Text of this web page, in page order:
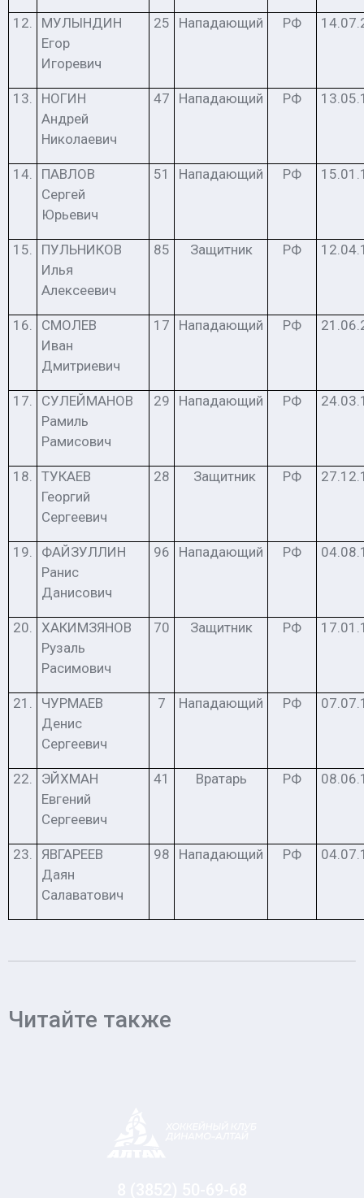
12.
МУЛЫНДИН
Егор
Игоревич
25 Нападающий РФ
13.
НОГИН
Андрей
Николаевич
47 Нападающий РФ
14.
ПАВЛОВ
Сергей
Юрьевич
51 Нападающий РФ
15.
ПУЛЬНИКОВ
Илья
Алексеевич
85 Защитник РФ
16.
СМОЛЕВ
Иван
Дмитриевич
17 Нападающий РФ
17.
СУЛЕЙМАНОВ
Рамиль
Рамисович
29 Нападающий РФ
18. ТУКАЕВ
Георгий
Сергеевич
28 Защитник РФ
19.
ФАЙЗУЛЛИН
Ранис
Данисович
96 Нападающий РФ
20. ХАКИМЗЯНОВ
Рузаль
Расимович
70 Защитник РФ
21.
ЧУРМАЕВ
Денис
Сергеевич
7 Нападающий РФ
22.
ЭЙХМАН
Евгений
Сергеевич
41 Вратарь РФ
23. ЯВГАРЕЕВ
Даян
Салаватович
98 Нападающий РФ
Читайте также